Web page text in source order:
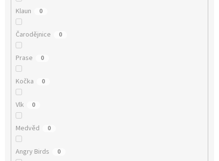
Klaun 0
Čarodějnice 0
Prase 0
Kočka 0
Vlk 0
Medvěd 0
Angry Birds 0